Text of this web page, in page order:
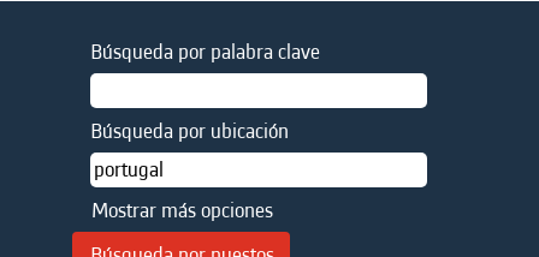
Búsqueda por palabra clave
Búsqueda por ubicación
Mostrar más opciones